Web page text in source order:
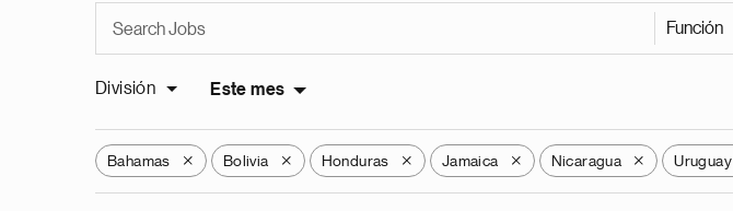
Función
División Este mes
Bahamas X Bolivia X Honduras X Jamaica X Nicaragua X Uruguay